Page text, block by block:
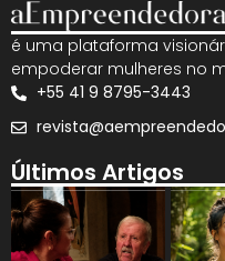
é uma plataforma
empoderar mulheres no
+55 41 9 8795-3443
Últimos Artigos